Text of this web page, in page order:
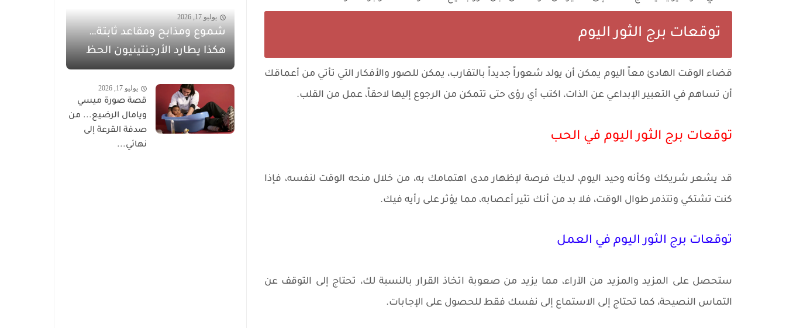
توقعات برج الثور اليوم
قضاء الوقت الهادئ معاً اليوم يمكن أن يولد شعوراً جديداً بالتقارب، يمكن للصور والأفكار التي تأتي من أعماقك
أن تساهم في التعبير الإبداعي عن الذات، اكتب أي رؤى حتى تتمكن من الرجوع إليها لاحقاً، عمل من القلب.
توقعات برج الثور اليوم في الحب
قد يشعر شريكك وكأنه وحيد اليوم، لديك فرصة لإظهار مدى اهتمامك به، من خلال منحه الوقت لنفسه، فإذا
كنت تشتكي وتتذمر طوال الوقت، فلا بد من أنك تثير أعصابه، مما يؤثر على رأيه فيك.
توقعات برج الثور اليوم في العمل
ستحصل على المزيد والمزيد من الآراء، مما يزيد من صعوبة اتخاذ القرار بالنسبة لك، تحتاج إلى التوقف عن
التماس النصيحة، كما تحتاج إلى الاستماع إلى نفسك فقط للحصول على الإجابات.
يوليو 17, 2026
شموع ومذابح ومقاعد ثابتة…
هكذا يطارد الأرجنتينيون الحظ
يوليو 17, 2026
قصة صورة ميسي
ويامال الرضيع... من
صدفة القرعة إلى
نهائي...